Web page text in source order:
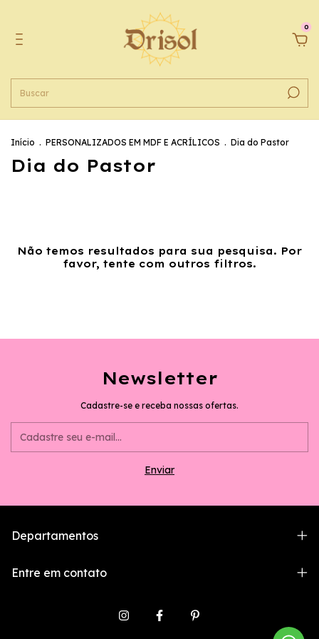
0
Início . PERSONALIZADOS EM MDF E ACRÍLICOS . Dia do Pastor
Dia do Pastor
Não temos resultados para sua pesquisa. Por
favor, tente com outros filtros.
Newsletter
Cadastre-se e receba nossas ofertas.
Departamentos
Entre em contato